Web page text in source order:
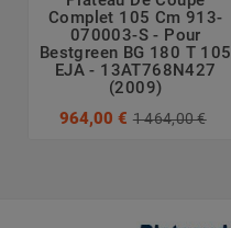
Complet 105 Cm 913-
070003-S - Pour
Bestgreen BG 180 T 105
EJA - 13AT768N427
(2009)
964,00 € 1 464,00 €